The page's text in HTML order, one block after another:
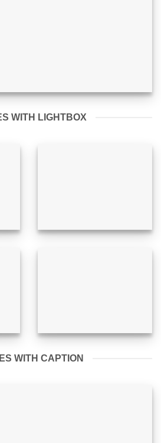
WITH LIGHTBOX
WITH CAPTION